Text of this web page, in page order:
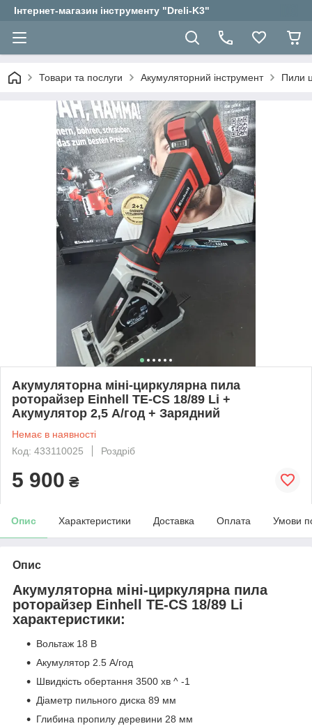
Інтернет-магазин інструменту "Dreli-K3"
Товари та послуги Акумуляторний інструмент Пили
Акумуляторна міні-циркулярна пила
роторайзер Einhell TE-CS 18/89 Li +
Акумулятор 2,5 А/год + Зарядний
Немає в наявності
Код: 433110025
Роздріб
5 900 ₴
Опис Характеристики Доставка Оплата Умови
Опис
Акумуляторна міні-циркулярна пила
роторайзер Einhell TE-CS 18/89 Li
характеристики:
Вольтаж 18 В
Акумулятор 2.5 А/год
Швидкість обертання 3500 хв ^ -1
Діаметр пильного диска 89 мм
Глибина пропилу деревини 28 мм